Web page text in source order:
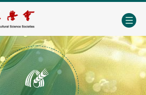
中心学会门户网